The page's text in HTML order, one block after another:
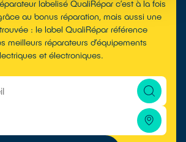
labelisé QualiRépar c’est à la fois
au bonus réparation, mais aussi une
: le label QualiRépar référence
meilleurs réparateurs d’équipements
et électroniques.